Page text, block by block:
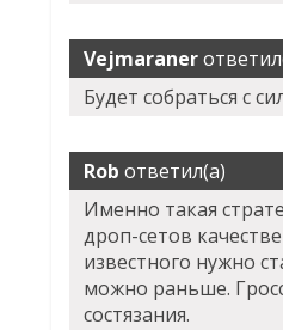
Vejmaraner
Будет собраться с
Rob ответил(а)
Именно такая
дроп-сетов
известного нужно
можно раньше.
состязания.